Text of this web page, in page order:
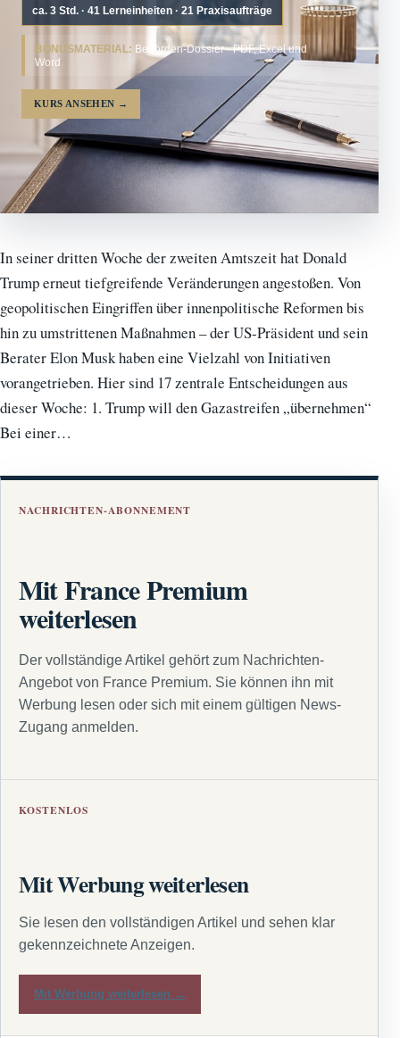
ca. 3 Std. · 41 Lerneinheiten · 21 Praxisaufträge
BONUSMATERIAL: Behörden-Dossier · PDF, Excel und
Word
KURS ANSEHEN →
In seiner dritten Woche der zweiten Amtszeit hat Donald
Trump erneut tiefgreifende Veränderungen angestoßen. Von
geopolitischen Eingriffen über innenpolitische Reformen bis
hin zu umstrittenen Maßnahmen – der US-Präsident und sein
Berater Elon Musk haben eine Vielzahl von Initiativen
vorangetrieben. Hier sind 17 zentrale Entscheidungen aus
dieser Woche: 1. Trump will den Gazastreifen „übernehmen“
Bei einer…
NACHRICHTEN-ABONNEMENT
Mit France Premium
weiterlesen
Der vollständige Artikel gehört zum Nachrichten-
Angebot von France Premium. Sie können ihn mit
Werbung lesen oder sich mit einem gültigen News-
Zugang anmelden.
KOSTENLOS
Mit Werbung weiterlesen
Sie lesen den vollständigen Artikel und sehen klar
gekennzeichnete Anzeigen.
Mit Werbung weiterlesen →